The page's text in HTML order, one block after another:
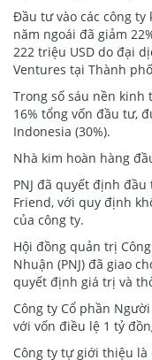
Đầu tư vào các công
năm ngoái đã giảm
222 triệu USD do đại
Ventures tại Thành
Trong số sáu nền kinh
16% tổng vốn đầu tư,
Indonesia (30%).
Nhà kim hoàn hàng
PNJ đã quyết định
Friend, với quy định
của công ty.
Hội đồng quản trị
Nhuận (PNJ) đã giao
quyết định giá trị và
Công ty Cổ phần
với vốn điều lệ 1 tỷ
Công ty tự giới thiệu là